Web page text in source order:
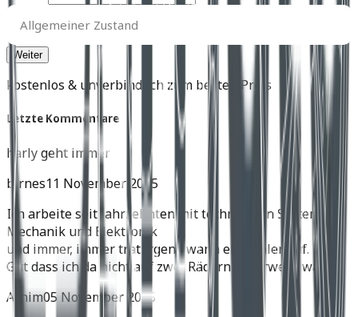
Allgemeiner
Zustand
Allgemeiner Zustand
kostenlos & unverbindlich zum besten Preis
Letzte Kommentare
harly geht immer
birnes11 November 2025
Ich arbeite seit Jahrzehnten mit technischen Systemen,
Mechanik und Elektronik
und immer, immer trat irgend wann ein Fehler auf.
Gut dass ich da nicht auf zwei Rädern unterwegs war.
Achim05 November 2025